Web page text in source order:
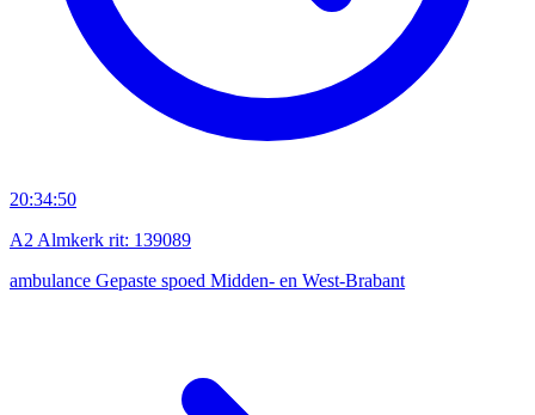
20:34:50
A2 Almkerk rit: 139089
ambulance Gepaste spoed Midden- en West-Brabant